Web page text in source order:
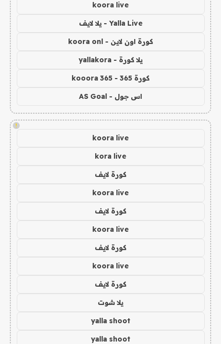
koora live
Yalla Live - يلا لايف
كورة اون لاين - koora onl
يلا كورة - yallakora
كورة 365 - kooora 365
اس جول - AS Goal
!
koora live
kora live
كورة لايف
koora live
كورة لايف
koora live
كورة لايف
koora live
كورة لايف
يلا شوت
yalla shoot
yalla shoot